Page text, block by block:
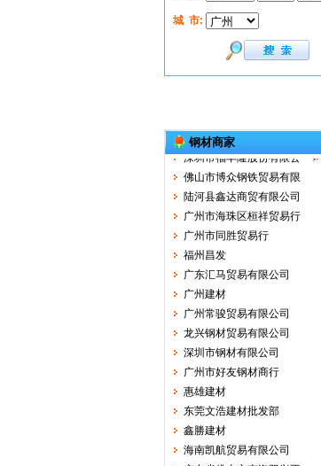
城 市:
钢材商家
汕头市凯运达贸易有限公
广东广惠洋实业有限公司
广州市泰湖贸易公司
广东德盛业钢材销售有限
深圳市福丰隆股份有限公
佛山市博众钢铁贸易有限
陆河县鑫达商贸有限公司
广州市海珠区桓祥贸易行
广州市同胜贸易行
福州昌发
广东汇马贸易有限公司
广州建材
广州常骏贸易有限公司
龙兴钢材贸易有限公司
深圳市钢材有限公司
广州市好友钢材商行
惠雄建材
东莞文浩建材批发部
鑫勝建材
海南凯航贸易有限公司
广东省佛山市南海双兴不